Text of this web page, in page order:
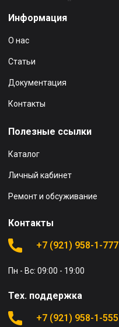
Информация
О нас
Статьи
Документация
Контакты
Полезные ссылки
Каталог
Личный кабинет
Ремонт и обсуживание
Контакты
+7 (921) 958-1-777
Пн - Вс: 09:00 - 19:00
Тех. поддержка
+7 (921) 958-1-555